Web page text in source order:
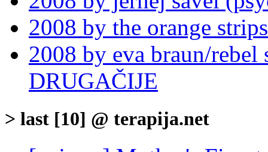
2008 by the orange strips
2008 by eva braun/
DRUGAČIJE
> last [10] @ terapija.net